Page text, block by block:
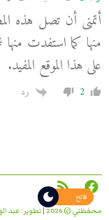
أتمنى أن تصل هذه
منها كما استفدت
على هذا الموقع المفيد.
2 رد
محفظتي © 2026 | تطوير: عبد
فاتح